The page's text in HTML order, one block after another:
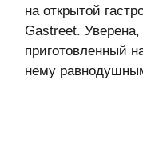
масштабах отрасли,
относительно небольшая
наше преимущество — мы
подстраиваться под
коллабораций. При этом